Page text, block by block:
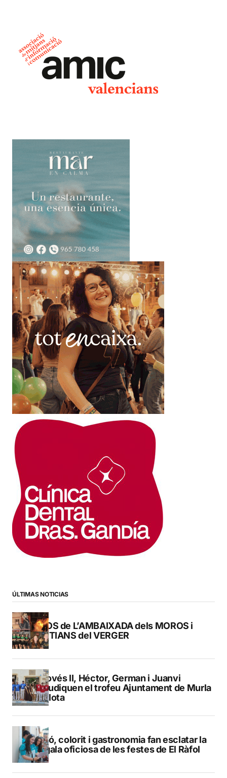
ÚLTIMAS NOTICIAS
FOTOS de L’AMBAIXADA dels MOROS i
CRISTIANS del VERGER
Genovés II, Héctor, German i Juanvi
s’adjudiquen el trofeu Ajuntament de Murla
de pilota
Pregó, colorit i gastronomia fan esclatar la
bengala oficiosa de les festes de El Ràfol